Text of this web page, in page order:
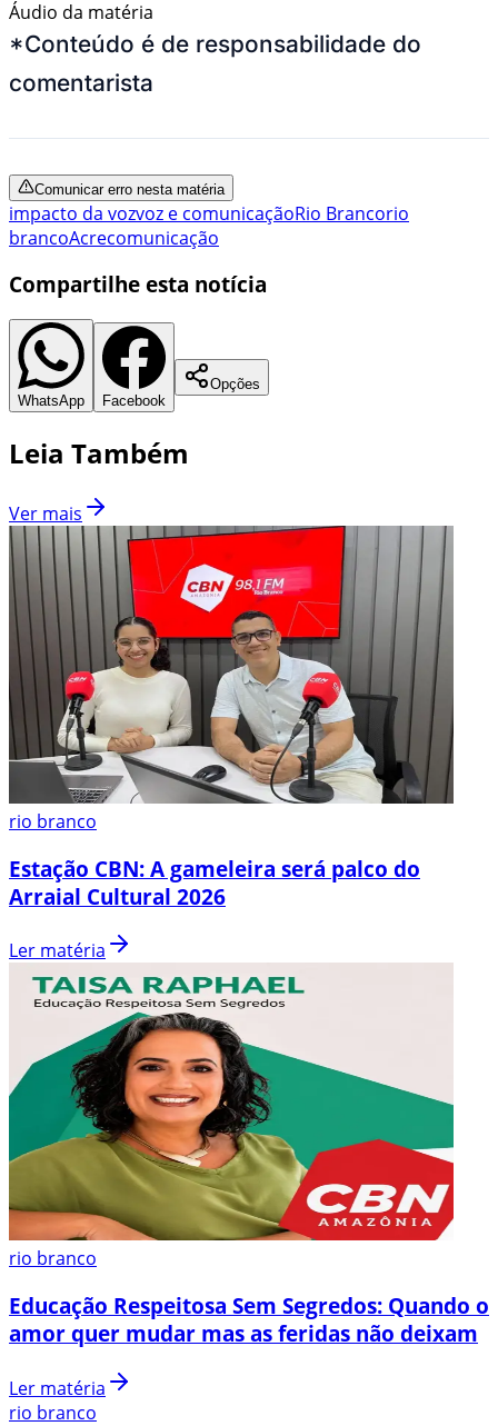
Áudio da matéria
*Conteúdo é de responsabilidade do
comentarista
Comunicar erro nesta matéria
impacto da vozvoz e comunicaçãoRio Brancorio
brancoAcrecomunicação
Compartilhe esta notícia
WhatsApp Facebook
Opções
Leia Também
Ver mais
rio branco
Estação CBN: A gameleira será palco do
Arraial Cultural 2026
Ler matéria
rio branco
Educação Respeitosa Sem Segredos: Quando o
amor quer mudar mas as feridas não deixam
Ler matéria
rio branco